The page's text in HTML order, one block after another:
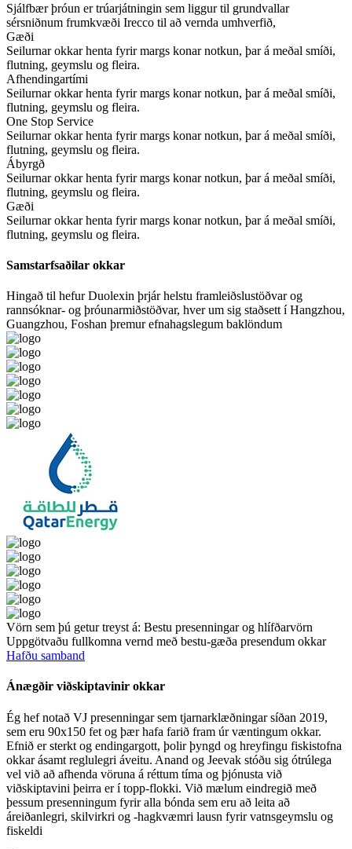
Sjálfbær þróun er trúarjátningin sem liggur til grundvallar
sérsniðnum frumkvæði Irecco til að vernda umhverfið,
Gæði
Seilurnar okkar henta fyrir margs konar notkun, þar á meðal smíði,
flutning, geymslu og fleira.
Afhendingartími
Seilurnar okkar henta fyrir margs konar notkun, þar á meðal smíði,
flutning, geymslu og fleira.
One Stop Service
Seilurnar okkar henta fyrir margs konar notkun, þar á meðal smíði,
flutning, geymslu og fleira.
Ábyrgð
Seilurnar okkar henta fyrir margs konar notkun, þar á meðal smíði,
flutning, geymslu og fleira.
Gæði
Seilurnar okkar henta fyrir margs konar notkun, þar á meðal smíði,
flutning, geymslu og fleira.
Samstarfsaðilar okkar
Hingað til hefur Duolexin þrjár helstu framleiðslustöðvar og
rannsóknar- og þróunarmiðstöðvar, hver um sig staðsett í Hangzhou,
Guangzhou, Foshan þremur efnahagslegum baklöndum
Vörn sem þú getur treyst á: Bestu presenningar og hlífðarvörn
Uppgötvaðu fullkomna vernd með bestu-gæða presendum okkar
Hafðu samband
Ánægðir viðskiptavinir okkar
Ég hef notað VJ presenningar sem tjarnarklæðningar síðan 2019,
sem eru 90x150 fet og þær hafa farið fram úr væntingum okkar.
Efnið er sterkt og endingargott, þolir þyngd og hreyfingu fiskistofna
okkar ásamt reglulegri áveitu. Anand og Jeevak stóðu sig ótrúlega
vel við að afhenda vöruna á réttum tíma og þjónusta við
viðskiptavini þeirra er í topp-flokki. Við mælum eindregið með
þessum presenningum fyrir alla bónda sem eru að leita að
áreiðanlegri, skilvirkri og -hagkvæmri lausn fyrir vatnsgeymslu og
fiskeldi